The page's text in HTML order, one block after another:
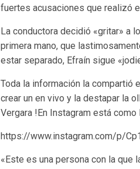
fuertes acusaciones que realizó
La conductora decidió «gritar» a
primera mano, que
estar separado, Efraín sigue
Toda la información la compartió
crear un en vivo y la destapar la
Vergara !En Instagram está como
https://www.instagram.com/p/
«Este es una persona con la que